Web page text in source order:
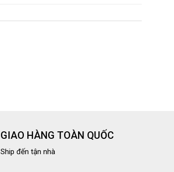
GIAO HÀNG TOÀN QUỐC
Ship đến tận nhà